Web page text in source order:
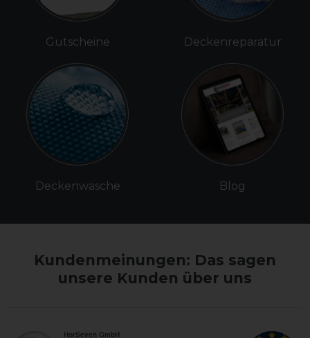
Gutscheine
Deckenwäsche
Deckenreparatur
Blog
Kundenmeinungen: Das sagen
unsere Kunden über uns